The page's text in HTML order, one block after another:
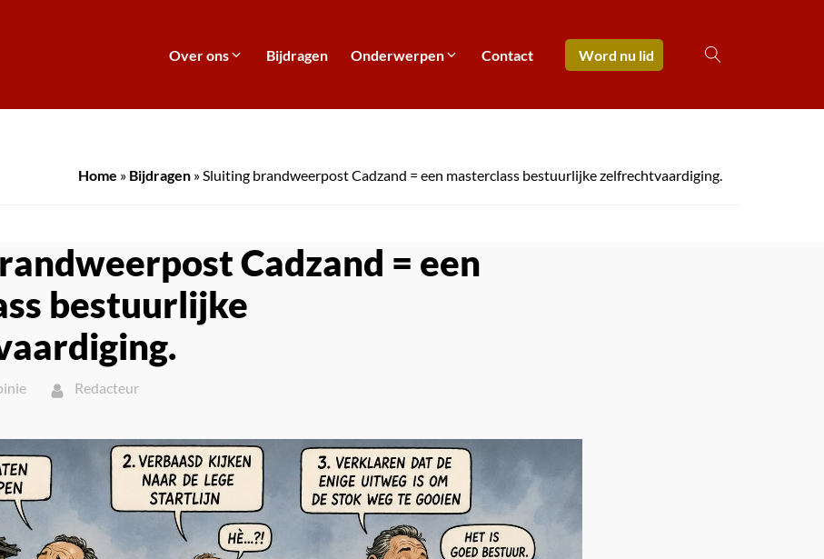
Over ons Bijdragen Onderwerpen Contact Word nu lid
Home » Bijdragen »Sluiting brandweerpost Cadzand = een masterclass bestuurlijke zelfrechtvaardiging.
Cadzand = een
bestuurlijke
Redacteur